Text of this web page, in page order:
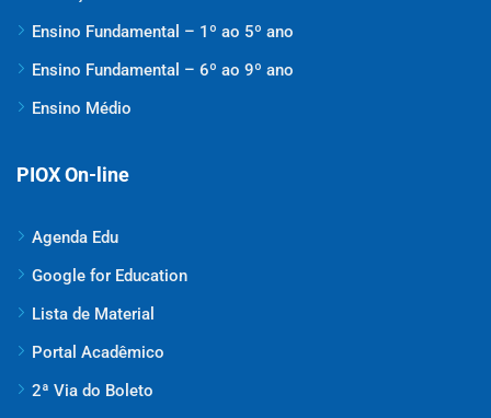
Ensino Fundamental – 1º ao 5º ano
Ensino Fundamental – 6º ao 9º ano
Ensino Médio
PIOX On-line
Agenda Edu
Google for Education
Lista de Material
Portal Acadêmico
2ª Via do Boleto